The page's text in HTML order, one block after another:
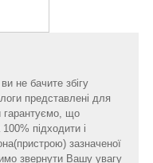
не бачите збігу
представлені для
що
підходити і
зазначеної
звернути Вашу увагу